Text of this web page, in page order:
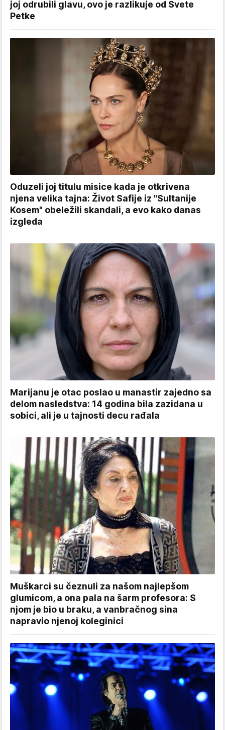
joj odrubili glavu, ovo je razlikuje od Svete
Petke
Oduzeli joj titulu misice kada je otkrivena
njena velika tajna: Život Safije iz "Sultanije
Kosem" obeležili skandali, a evo kako danas
izgleda
Marijanu je otac poslao u manastir zajedno sa
delom nasledstva: 14 godina bila zazidana u
sobici, ali je u tajnosti decu rađala
Muškarci su čeznuli za našom najlepšom
glumicom, a ona pala na šarm profesora: S
njom je bio u braku, a vanbračnog sina
napravio njenoj koleginici